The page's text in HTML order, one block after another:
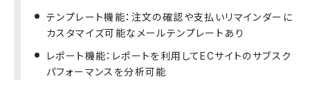
テンプレート機能：注文の確認や支払いリマインダーに
カスタマイズ可能なメールテンプレートあり
レポート機能：レポートを利用してECサイトのサブスク
パフォーマンスを分析可能